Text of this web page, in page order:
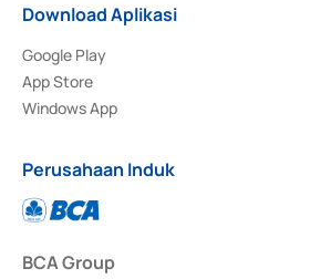
Download Aplikasi
Google Play
App Store
Windows App
Perusahaan Induk
BCA Group